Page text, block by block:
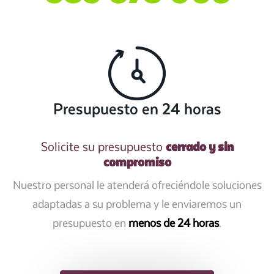
Presupuesto en 24 horas
Solicite su presupuesto cerrado y sin
compromiso
Nuestro personal le atenderá ofreciéndole soluciones
adaptadas a su problema y le enviaremos un
presupuesto en menos de 24 horas.